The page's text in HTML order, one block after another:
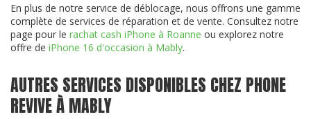
En plus de notre service de déblocage, nous offrons une gamme
complète de services de réparation et de vente. Consultez notre
page pour le rachat cash iPhone à Roanne ou explorez notre
offre de iPhone 16 d'occasion à Mably.
AUTRES SERVICES DISPONIBLES CHEZ PHONE
REVIVE À MABLY